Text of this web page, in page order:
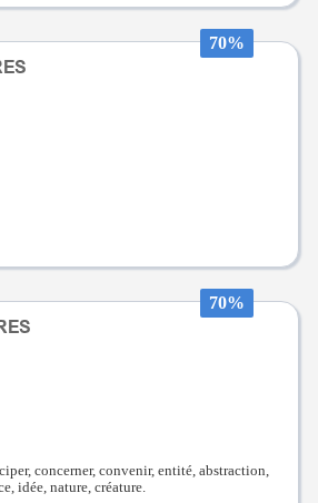
70%
70%
concerner, convenir, entité, abstraction,
idée, nature, créature.